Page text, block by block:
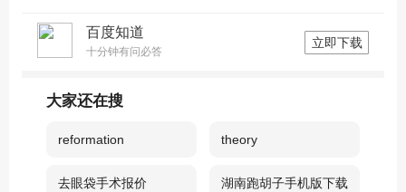
百度知道
十分钟有问必答
立即下载
大家还在搜
reformation theory
去眼袋手术报价 湖南跑胡子手机版下载